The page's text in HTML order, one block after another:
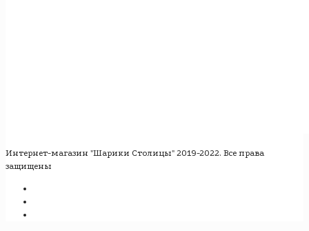
Интернет-магазин "Шарики Столицы" 2019-2022. Все права
защищены